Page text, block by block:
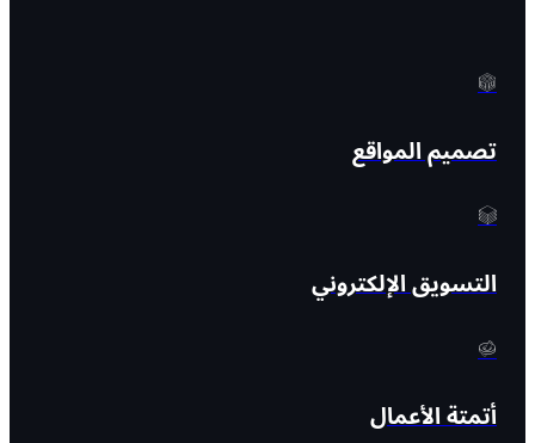
تصميم المواقع
التسويق الإلكتروني
أتمتة الأعمال